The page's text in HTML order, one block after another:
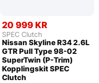
20 999 KR
SPEC Clutch
Nissan Skyline R34 2.6L
GTR Pull Type 98-02
SuperTwin (P-Trim)
Kopplingskit SPEC
Clutch